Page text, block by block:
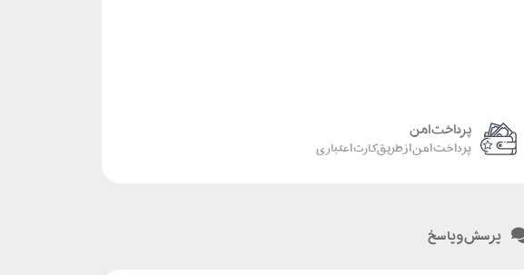
پرداخت امن
پرداخت امن از طریق کارت اعتباری
پرسش و پاسخ